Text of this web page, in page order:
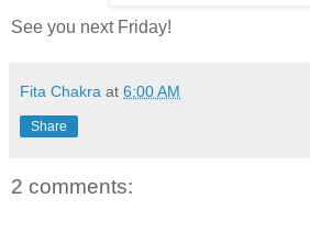
See you next Friday!
Fita Chakra at 6:00 AM
Share
2 comments: